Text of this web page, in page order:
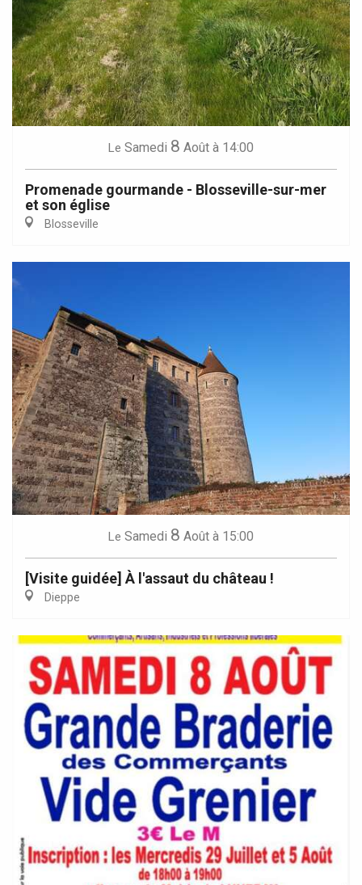
Le Samedi 8 Août à 14:00
Promenade gourmande - Blosseville-sur-mer
et son église
Blosseville
Le Samedi 8 Août à 15:00
[Visite guidée] À l'assaut du château !
Dieppe